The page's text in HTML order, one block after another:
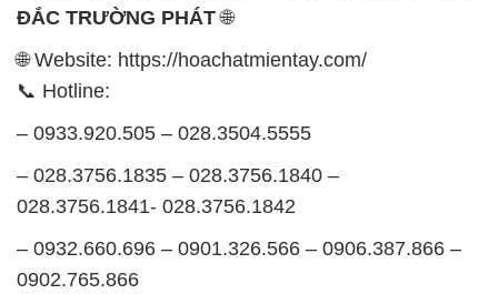
ĐẮC TRƯỜNG PHÁT🌐
🌐 Website: https://hoachatmientay.com/
📞 Hotline:
– 0933.920.505 – 028.3504.5555
– 028.3756.1835 – 028.3756.1840 –
028.3756.1841- 028.3756.1842
– 0932.660.696 – 0901.326.566 – 0906.387.866 –
0902.765.866